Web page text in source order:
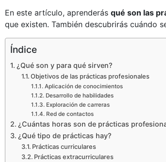
En este artículo, aprenderás qué son las
que existen. También descubrirás cuándo
Índice
¿Qué son y para qué sirven?
Objetivos de las prácticas profesionales
Aplicación de conocimientos
Desarrollo de habilidades
Exploración de carreras
Red de contactos
¿Cuántas horas son de prácticas
¿Qué tipo de prácticas hay?
Prácticas curriculares
Prácticas extracurriculares